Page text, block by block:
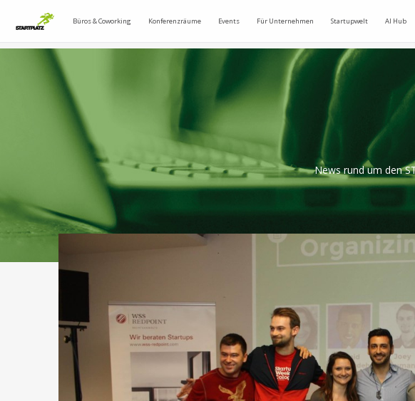
Büros & Coworking Konferenzräume Events Für Unternehmen Startupwelt AI Hub
News rund um den